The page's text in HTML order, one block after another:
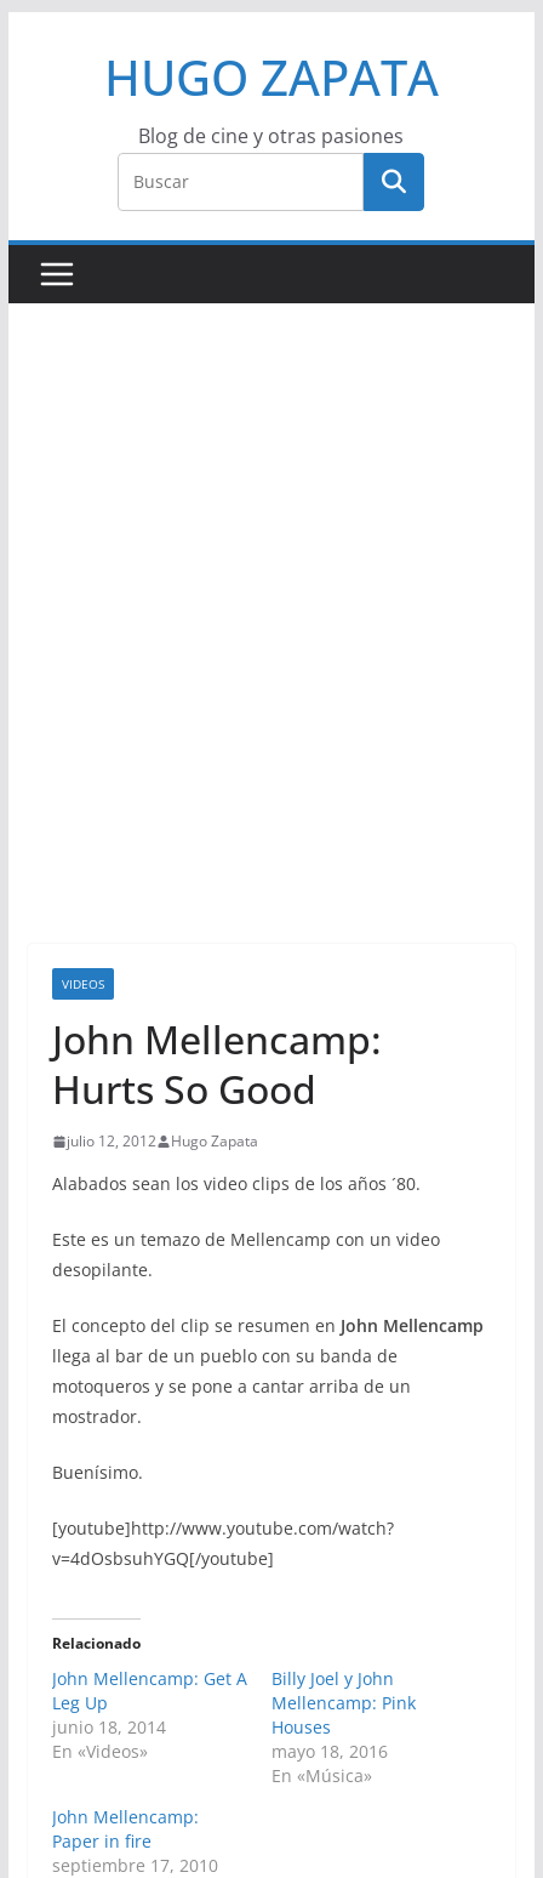
HUGO ZAPATA
Blog de cine y otras pasiones
VIDEOS
John Mellencamp:
Hurts So Good
julio 12, 2012 Hugo Zapata
Alabados sean los video clips de los años ´80.
Este es un temazo de Mellencamp con un video
desopilante.
El concepto del clip se resumen en John Mellencamp
llega al bar de un pueblo con su banda de
motoqueros y se pone a cantar arriba de un
mostrador.
Buenísimo.
[youtube]http://www.youtube.com/watch?
v=4dOsbsuhYGQ[/youtube]
Relacionado
John Mellencamp: Get A
Leg Up
junio 18, 2014
En «Videos»
Billy Joel y John
Mellencamp: Pink
Houses
mayo 18, 2016
En «Música»
John Mellencamp:
Paper in fire
septiembre 17, 2010